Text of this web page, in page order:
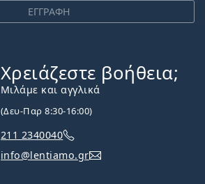
ΕΓΓΡΑΦΗ
Χρειάζεστε βοήθεια;
Μιλάμε και αγγλικά
(Δευ-Παρ 8:30-16:00)
211 2340040
info@lentiamo.gr